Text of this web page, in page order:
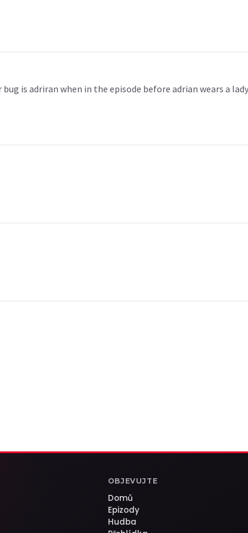
is adriran when in the episode before adrian wears a
OBJEVUJTE
Domů
Epizody
Hudba